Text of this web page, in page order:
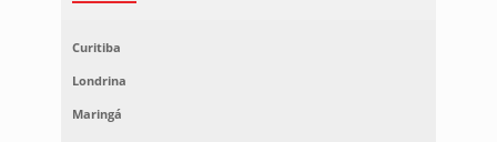
Curitiba
Londrina
Maringá